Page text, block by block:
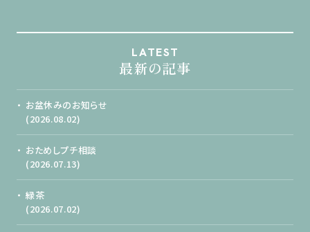
LATEST
最新の記事
お盆休みのお知らせ
(2026.08.02)
おためしプチ相談
(2026.07.13)
緑茶
(2026.07.02)